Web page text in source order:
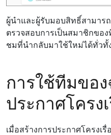
ผู้นําและผู้รับมอบสิทธิ์สามาร
ตรวจสอบการเป็นสมาชิกขอ
ชมที่นํากลับมาใช้ใหม่ได้ทั่วทั้ง
การใช้ทีมขอ
ประกาศโครง
เมื่อสร้างการประกาศโครงเ